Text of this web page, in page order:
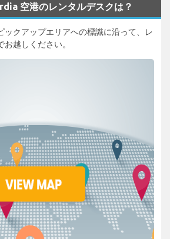
空港のレンタルデスクは？
ックアップエリアへの標識に沿って、レ
越しください。